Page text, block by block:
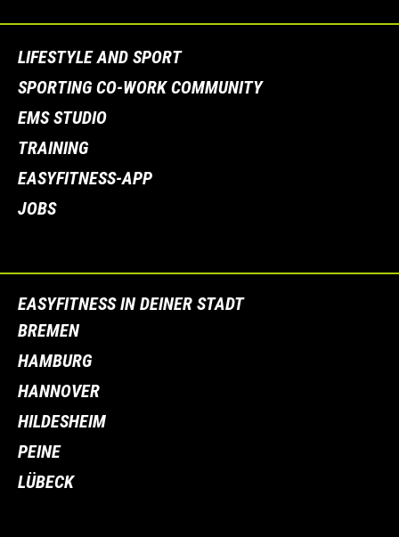
LIFESTYLE AND SPORT
SPORTING CO-WORK COMMUNITY
EMS STUDIO
TRAINING
EASYFITNESS-APP
JOBS
EASYFITNESS IN DEINER STADT
BREMEN
HAMBURG
HANNOVER
HILDESHEIM
PEINE
LÜBECK